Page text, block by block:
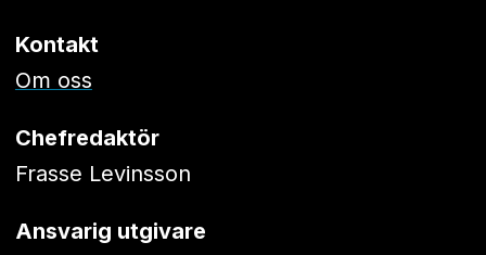
Kontakt
Om oss
Chefredaktör
Frasse Levinsson
Ansvarig utgivare